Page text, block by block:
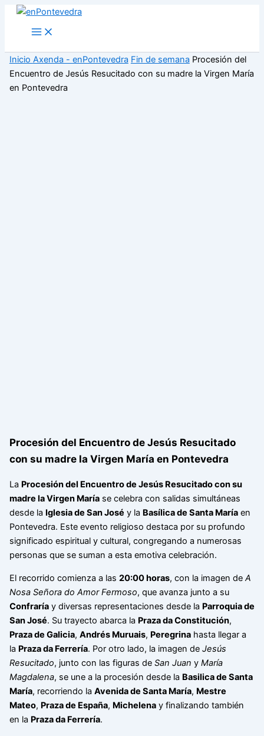
Main
Menu
Inicio Axenda - enPontevedra Fin de semana Procesión del
Encuentro de Jesús Resucitado con su madre la Virgen María
en Pontevedra
Procesión del Encuentro de Jesús Resucitado
con su madre la Virgen María en Pontevedra
La Procesión del Encuentro de Jesús Resucitado con su
madre la Virgen Maríase celebra con salidas simultáneas
desde la Iglesia de San José y la Basílica de Santa Maríaen
Pontevedra. Este evento religioso destaca por su profundo
significado espiritual y cultural, congregando a numerosas
personas que se suman a esta emotiva celebración.
El recorrido comienza a las 20:00 horas, con la imagen de A
Nosa Señora do Amor Fermoso, que avanza junto a su
Confraríay diversas representaciones desde la Parroquia de
San José. Su trayecto abarca la Praza da Constitución,
Praza de Galicia, Andrés Muruais, Peregrinahasta llegar a
la Praza da Ferrería. Por otro lado, la imagen de Jesús
Resucitado, junto con las figuras de San Juan y María
Magdalena, se une a la procesión desde la Basilica de Santa
María, recorriendo la Avenida de Santa María, Mestre
Mateo, Praza de España, Michelenay finalizando también
en la Praza da Ferrería.